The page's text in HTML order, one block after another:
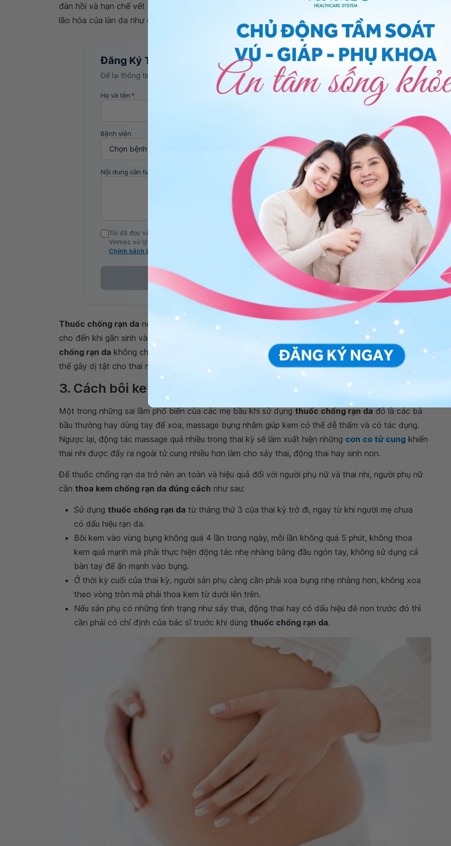
đàn hồi và hạn chế vết nứt, vết rạn da. Ngoài ra, thuốc chống rạn da còn góp phần ngăn chặn sự
lão hóa của làn da như chảy xệ, sắc tố màu đen...
Đăng Ký Tư Vấn
Để lại thông tin, bác sĩ Vinmec sẽ liên hệ tư vấn trong 24 giờ.
Họ và tên * Số điện thoại *
Bệnh viện
Nội dung cần tư vấn
Tôi đã đọc và đồng ý với Chính sách bảo vệ dữ liệu cá nhân của Vinmec và chấp thuận để
Vinmec xử lý DLCN của tôi theo quy định của pháp luật về bảo vệ DLCN.
Chính sách bảo mật
Thuốc chống rạn da nên được người sản phụ sử dụng đúng cách vào
tháng thứ 3 của thai kỳ
cho đến khi gần sinh và sẽ không gây ra tác dụng phụ cho thai kỳ nếu chọn được những
chống rạn da không chứa những hóa chất độc hại như chất bảo quản, chất tạo màu, tạo mùi có
thể gây dị tật cho thai nhi.
3. Cách bôi kem rạn da cho bà bầu
Một trong những sai lầm phổ biến của các mẹ bầu khi sử dụngthuốc chống rạn dađó là các bà
bầu thường hay dùng tay để xoa, massage bụng nhằm giúp kem có thể dễ thấm và có tác dụng.
Ngược lại, động tác massage quá nhiều trong thai kỳ sẽ làm xuất hiện những cơn co tử cung khiến
thai nhi được đẩy ra ngoài tử cung nhiều hơn làm cho sảy thai, động thai hay sinh non.
Để thuốc chống rạn da trở nên an toàn và hiệu quả đối với người phụ nữ và thai nhi, người phụ nữ
cần thoa kem chống rạn da đúng cách như sau:
Sử dụng thuốc chống rạn da từ tháng thứ 3 của thai kỳ trở đi, ngay từ khi người mẹ chưa
có dấu hiệu rạn da.
Bôi kem vào vùng bụng không quá 4 lần trong ngày, mỗi lần không quá 5 phút, không thoa
kem quá mạnh mà phải thực hiện động tác nhẹ nhàng bằng đầu ngón tay, không sử dụng cả
bàn tay để ấn mạnh vào bụng.
Ở thời kỳ cuối của thai kỳ, người sản phụ càng cần phải xoa bụng nhẹ nhàng hơn, không xoa
theo vòng tròn mà phải thoa kem từ dưới lên trên.
Nếu sản phụ có những tình trạng như sảy thai, động thai hay có dấu hiệu đẻ non trước đó thì
cần phải có chỉ định của bác sĩ trước khi dùng thuốc chống rạn da.